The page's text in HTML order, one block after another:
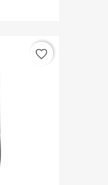
favorite_border